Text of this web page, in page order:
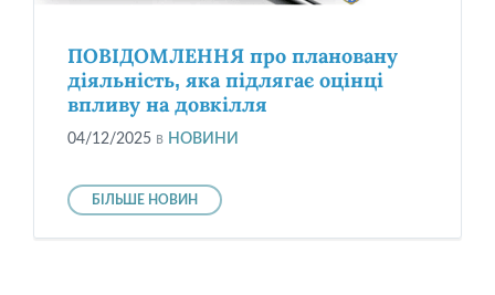
ПОВІДОМЛЕННЯ про плановану
діяльність, яка підлягає оцінці
впливу на довкілля
04/12/2025 в НОВИНИ
БІЛЬШЕ НОВИН